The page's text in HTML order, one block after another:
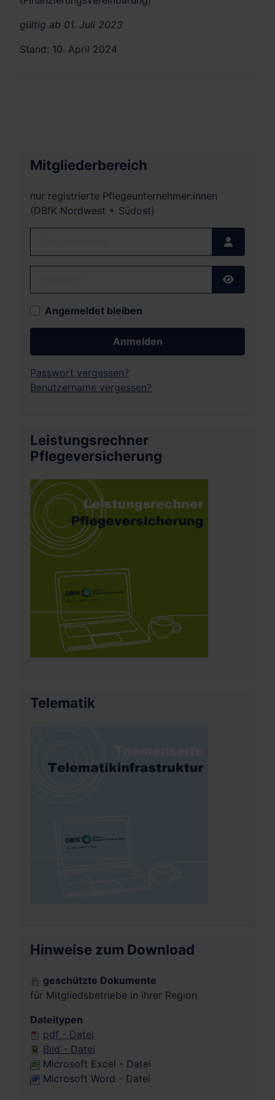
gültig ab 01. Juli 2023
Stand: 10. April 2024
Mitgliederbereich
nur registrierte Pflegeunternehmer:innen
(DBfK Nordwest + Südost)
Angemeldet bleiben
Anmelden
Passwort vergessen?
Benutzername vergessen?
Leistungsrechner
Pflegeversicherung
Telematik
Hinweise zum Download
geschützte Dokumente
für Mitgliedsbetriebe in ihrer Region
Dateitypen
pdf - Datei
Bild - Datei
Microsoft Excel - Datei
Microsoft Word - Datei